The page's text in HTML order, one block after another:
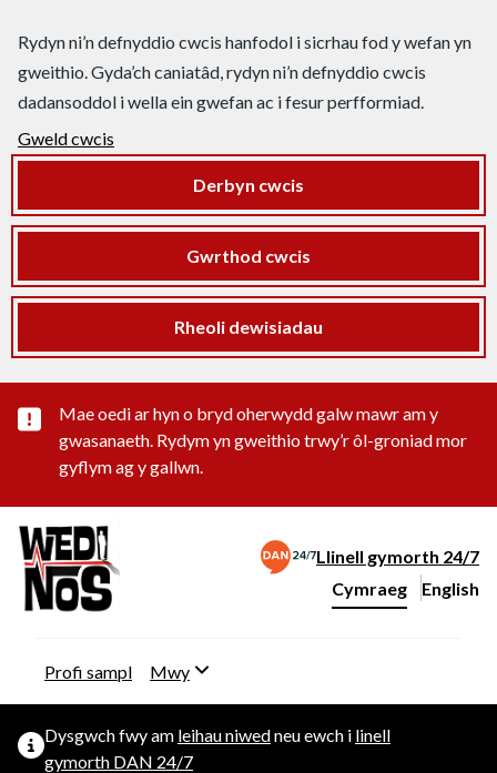
Rydyn ni’n defnyddio cwcis hanfodol i sicrhau fod y wefan yn
gweithio. Gyda’ch caniatâd, rydyn ni’n defnyddio cwcis
dadansoddol i wella ein gwefan ac i fesur perfformiad.
Gweld cwcis
Derbyn cwcis
Gwrthod cwcis
Rheoli dewisiadau
Rhybudd sylwedd pwysig
Mae oedi ar hyn o bryd oherwydd galw mawr am y
gwasanaeth. Rydym yn gweithio trwy’r ôl-groniad mor
gyflym ag y gallwn.
Llinell gymorth 24/7
Newid iaith y wefan
Cymraeg English
–
Profi sampl Mwy
Dysgwch fwy am leihau niwedneu ewch i linell
gymorth DAN 24/7